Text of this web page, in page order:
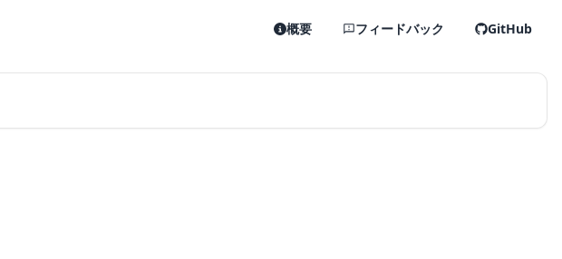
概要 フィードバック GitHub